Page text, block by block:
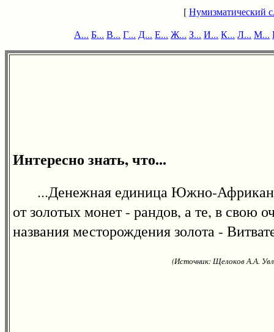
[Нумизматический
А... Б... В... Г... Д... Е... Ж... З... И... К... Л... М...
Интересно знать, что...
...Денежная единица Южно-
от золотых монет - рандов, а те, в свою
названия месторождения золота -
(Источник: Щелоков А.А.